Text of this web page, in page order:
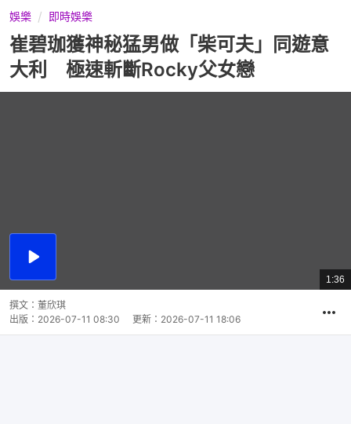
娛樂 即時娛樂
崔碧珈獲神秘猛男做「柴可夫」同遊意
大利 極速斬斷Rocky父女戀
播
總
共
1:36
撰文： 董欣琪
出版： 2026-07-11 08:30 更新： 2026-07-11 18:06